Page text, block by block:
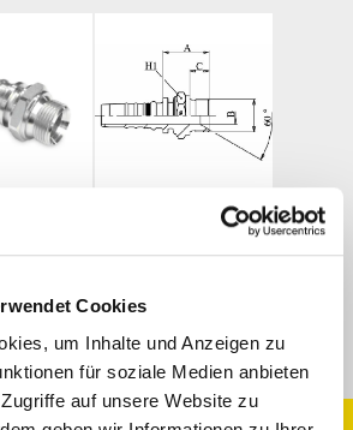
Cookies
um Inhalte und Anzeigen zu
für soziale Medien anbieten
auf unsere Website zu